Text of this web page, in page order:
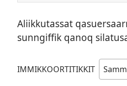
Aliikkutassat
sunngiffik qanoq
IMMIKKOORTITIKKIT